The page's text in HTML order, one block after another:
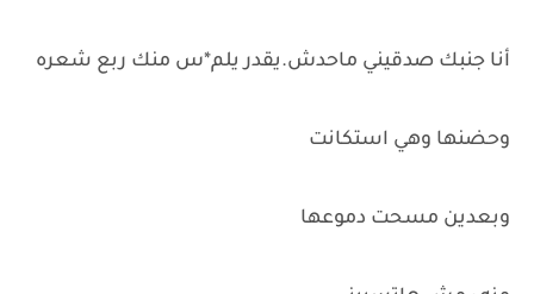
أنا جنبك صدقيني ماحدش.يقدر يلم*س منك ربع شعره
وحضنها وهي استكانت
وبعدين مسحت دموعها